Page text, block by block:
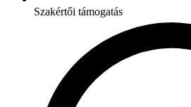
Szakértői támogatás